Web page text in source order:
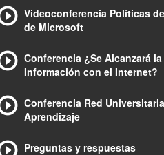
Videoconferencia Políticas
de Microsoft
Conferencia ¿Se Alcanzará
Información con el Internet?
Conferencia Red
Aprendizaje
Preguntas y respuestas